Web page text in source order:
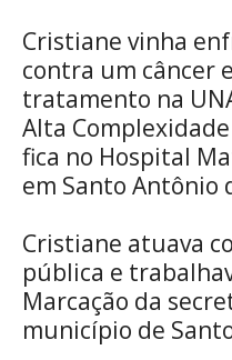
Cristiane vinha
contra um câncer
tratamento na
Alta
fica no Hospital
em Santo Antônio
Cristiane atuava
pública e
Marcação da
município de